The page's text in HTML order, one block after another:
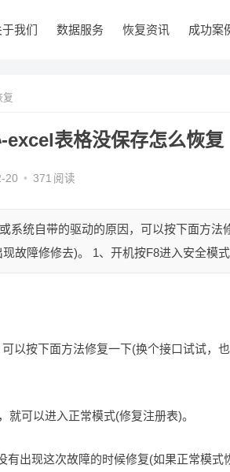
于我们 数据服务 恢复资讯 成功案
复
excel表格没保存怎么恢复
20 • 371 阅读
系统自带的驱动的原因，可以按下面方法
故障修修去)。 1、开机按F8进入安全模
以按下面方法修复一下(换个接口试试，
可以进入正常模式(修复注册表)。
出现这次故障的时候修复(如果正常模式